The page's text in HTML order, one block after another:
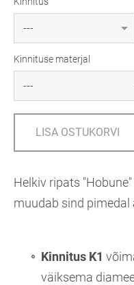
Kinnituse materjal
LISA OSTUKORVI
Helkiv ripats
muudab sind pimedal
Kinnitus K1
väiksema